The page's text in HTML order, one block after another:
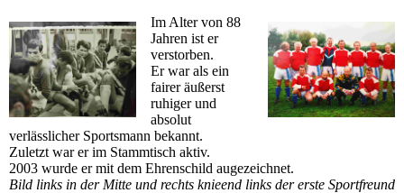
Im Alter von 88
Jahren ist er
verstorben.
Er war als ein
fairer äußerst
ruhiger und
absolut
verlässlicher Sportsmann bekannt.
Zuletzt war er im Stammtisch aktiv.
2003 wurde er mit dem Ehrenschild augezeichnet.
Bild links in der Mitte und rechts knieend links der erste Sportfreund